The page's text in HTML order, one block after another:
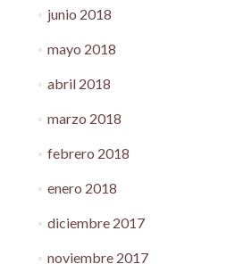
junio 2018
mayo 2018
abril 2018
marzo 2018
febrero 2018
enero 2018
diciembre 2017
noviembre 2017